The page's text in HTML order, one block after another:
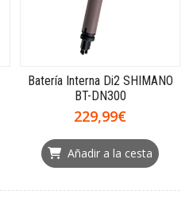
Batería Interna Di2 SHIMANO
BT-DN300
229,99€
Añadir a la cesta